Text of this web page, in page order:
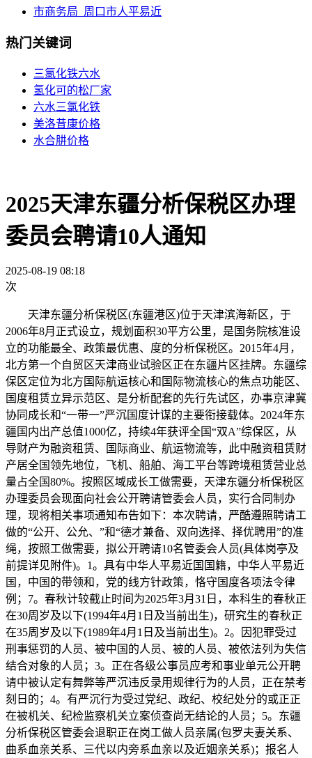
市商务局_周口市人平易近
热门关键词
三氯化铁六水
氢化可的松厂家
六水三氯化铁
美洛昔康价格
水合肼价格
2025天津东疆分析保税区办理
委员会聘请10人通知
2025-08-19 08:18
次
天津东疆分析保税区(东疆港区)位于天津滨海新区，于
2006年8月正式设立，规划面积30平方公里，是国务院核准设
立的功能最全、政策最优惠、度的分析保税区。2015年4月，
北方第一个自贸区天津商业试验区正在东疆片区挂牌。东疆综
保区定位为北方国际航运核心和国际物流核心的焦点功能区、
国度租赁立异示范区、是分析配套的先行先试区，办事京津冀
协同成长和“一带一”严沉国度计谋的主要衔接载体。2024年东
疆国内出产总值1000亿，持续4年获评全国“双A”综保区，从
导财产为融资租赁、国际商业、航运物流等，此中融资租赁财
产居全国领先地位，飞机、船舶、海工平台等跨境租赁营业总
量占全国80%。按照区域成长工做需要，天津东疆分析保税区
办理委员会现面向社会公开聘请管委会人员，实行合同制办
理，现将相关事项通知布告如下：本次聘请，严酷遵照聘请工
做的“公开、公允、”和“德才兼备、双向选择、择优聘用”的准
绳，按照工做需要，拟公开聘请10名管委会人员(具体岗亭及
前提详见附件)。1。具有中华人平易近国国籍，中华人平易近
国，中国的带领和，党的线方针政策，恪守国度各项法令律
例；7。春秋计较截止时间为2025年3月31日，本科生的春秋正
在30周岁及以下(1994年4月1日及当前出生)，研究生的春秋正
在35周岁及以下(1989年4月1日及当前出生)。2。因犯罪受过
刑事惩罚的人员、被中国的人员、被的人员、被依法列为失信
结合对象的人员；3。正在各级公事员应考和事业单元公开聘
请中被认定有舞弊等严沉违反录用规律行为的人员，正在禁考
刻日的；4。有严沉行为受过党纪、政纪、校纪处分的或正正
在被机关、纪检监察机关立案侦查尚无结论的人员；5。东疆
分析保税区管委会退职正在岗工做人员亲属(包罗夫妻关系、
曲系血亲关系、三代以内旁系血亲以及近姻亲关系)；报名人